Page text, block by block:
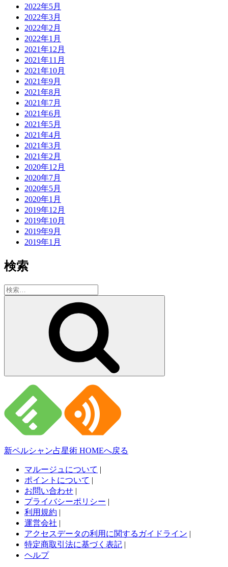
2022年5月
2022年3月
2022年2月
2022年1月
2021年12月
2021年11月
2021年10月
2021年9月
2021年8月
2021年7月
2021年6月
2021年5月
2021年4月
2021年3月
2021年2月
2020年12月
2020年7月
2020年5月
2020年1月
2019年12月
2019年10月
2019年9月
2019年1月
検索
検
索:
新ペルシャン占星術 HOMEへ戻る
マルージュについて |
ポイントについて |
お問い合わせ |
プライバシーポリシー |
利用規約 |
運営会社 |
アクセスデータの利用に関するガイドライン |
特定商取引法に基づく表記 |
ヘルプ